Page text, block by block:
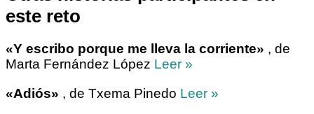
este reto
«Y escribo porque me lleva la corriente» , de
Marta Fernández López Leer »
«Adiós» , de Txema Pinedo Leer »